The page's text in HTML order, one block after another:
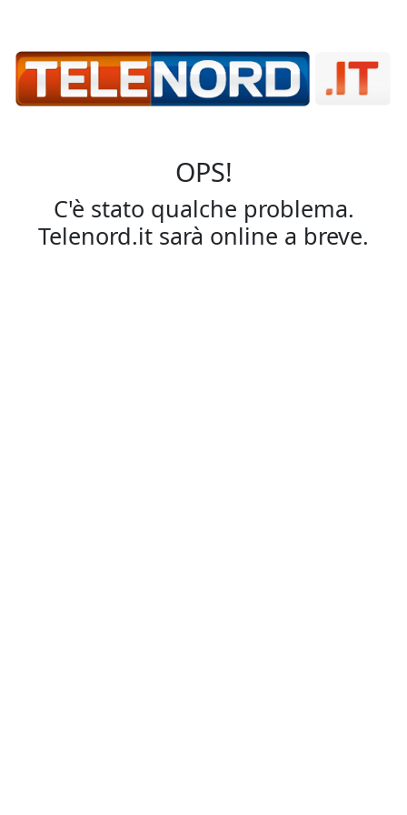
OPS!
C'è stato qualche problema.
Telenord.it sarà online a breve.